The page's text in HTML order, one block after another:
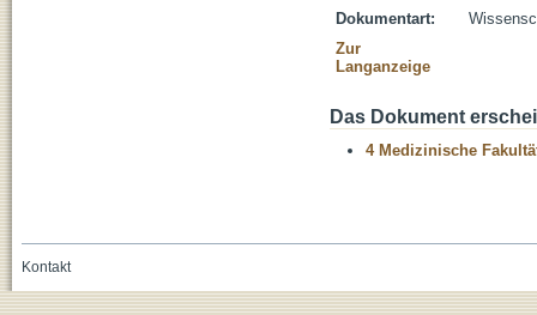
Dokumentart:
Zur
Langanzeige
Das Dokument
4 Medizinische
Kontakt